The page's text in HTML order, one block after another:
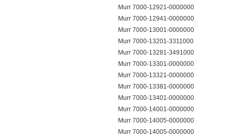
Murr 7000-12921-0000000
Murr 7000-12941-0000000
Murr 7000-13001-0000000
Murr 7000-13201-3311000
Murr 7000-13281-3491000
Murr 7000-13301-0000000
Murr 7000-13321-0000000
Murr 7000-13381-0000000
Murr 7000-13401-0000000
Murr 7000-14001-0000000
Murr 7000-14005-0000000
Murr 7000-14005-0000000